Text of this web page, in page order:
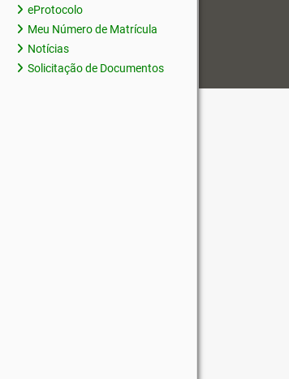
eProtocolo
Meu Número de Matrícula
Notícias
Solicitação de Documentos